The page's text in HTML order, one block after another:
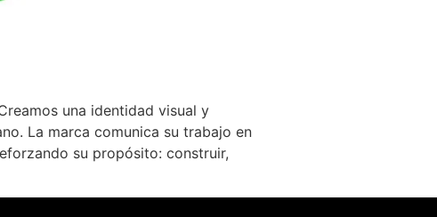
una identidad visual y
La marca comunica su trabajo en
su propósito: construir,